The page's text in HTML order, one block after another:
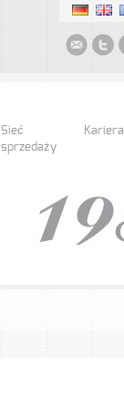
Sieć
sprzedaży
Kariera